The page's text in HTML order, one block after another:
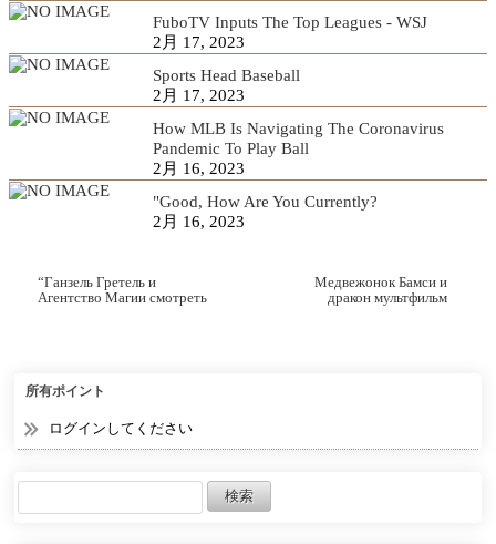
FuboTV Inputs The Top Leagues - WSJ
2月 17, 2023
Sports Head Baseball
2月 17, 2023
How MLB Is Navigating The Coronavirus
Pandemic To Play Ball
2月 16, 2023
"Good, How Are You Currently?
2月 16, 2023
“Ганзель Гретель и
Агентство Магии смотреть
Медвежонок Бамси и
дракон мультфильм
所有ポイント
ログインしてください